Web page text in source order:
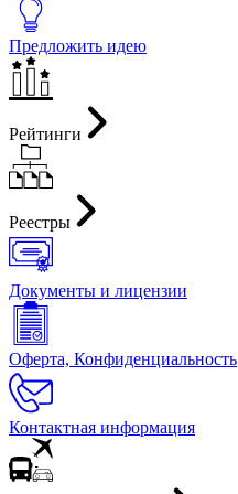
Предложить идею
Рейтинги
Реестры
Документы и лицензии
Оферта, Конфиденциальность
Контактная информация